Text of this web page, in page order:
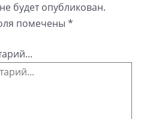
будет опубликован.
помечены *